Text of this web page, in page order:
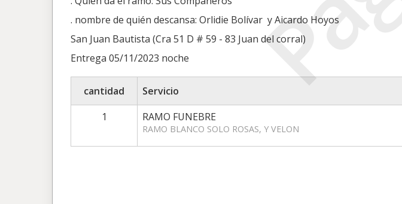
. nombre de quién descansa: Orlidie Bolívar y Aicardo Hoyos
San Juan Bautista (Cra 51 D # 59 - 83 Juan del corral)
Entrega 05/11/2023 noche
cantidad Servicio
1
RAMO FUNEBRE
RAMO BLANCO SOLO ROSAS, Y VELON